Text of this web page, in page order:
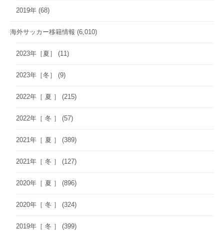
2019年 (68)
海外サッカー移籍情報 (6,010)
2023年［夏］ (11)
2023年［冬］ (9)
2022年［ 夏 ］ (215)
2022年［ 冬 ］ (57)
2021年［ 夏 ］ (389)
2021年［ 冬 ］ (127)
2020年［ 夏 ］ (896)
2020年［ 冬 ］ (324)
2019年［ 冬 ］ (399)